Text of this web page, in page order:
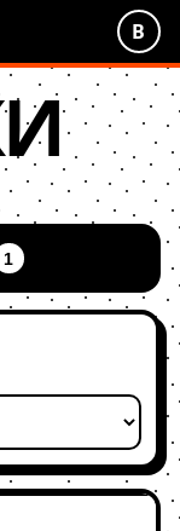
В
1